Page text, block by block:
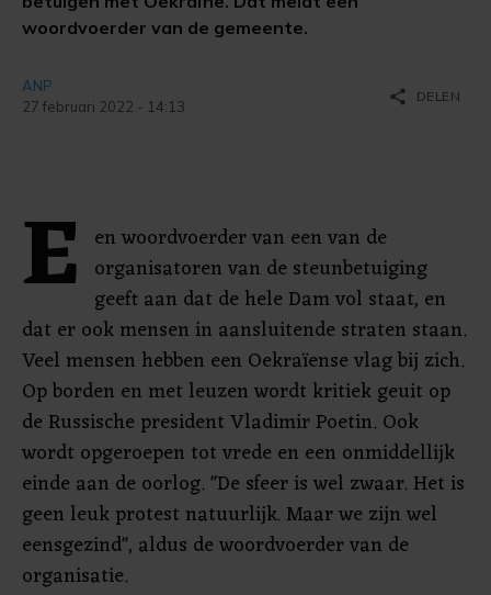
woordvoerder van de gemeente.
ANP
27 februari 2022 - 14:13
share DELEN
E en woordvoerder van een van de
organisatoren van de steunbetuiging
geeft aan dat de hele Dam vol staat, en
dat er ook mensen in aansluitende straten staan.
Veel mensen hebben een Oekraïense vlag bij zich.
Op borden en met leuzen wordt kritiek geuit op
de Russische president Vladimir Poetin. Ook
wordt opgeroepen tot vrede en een onmiddellijk
einde aan de oorlog. "De sfeer is wel zwaar. Het is
geen leuk protest natuurlijk. Maar we zijn wel
eensgezind", aldus de woordvoerder van de
organisatie.